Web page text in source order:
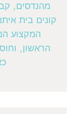
מהנדסים,
קונים בית
המקצוע
הראשון,